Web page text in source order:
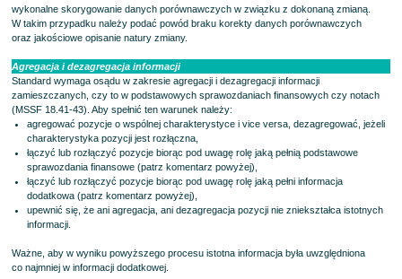
wykonalne skorygowanie danych porównawczych w związku z dokonaną zmianą.
W takim przypadku należy podać powód braku korekty danych porównawczych
oraz jakościowe opisanie natury zmiany.
Agregacja i dezagregacja informacji
Standard wymaga osądu w zakresie agregacji i dezagregacji informacji
zamieszczanych, czy to w podstawowych sprawozdaniach finansowych czy notach
(MSSF 18.41-43). Aby spełnić ten warunek należy:
agregować pozycje o wspólnej charakterystyce i vice versa, dezagregować, jeżeli
charakterystyka pozycji jest rozłączna,
łączyć lub rozłączyć pozycje biorąc pod uwagę rolę jaką pełnią podstawowe
sprawozdania finansowe (patrz komentarz powyżej),
łączyć lub rozłączyć pozycje biorąc pod uwagę rolę jaką pełni informacja
dodatkowa (patrz komentarz powyżej),
upewnić się, że ani agregacja, ani dezagregacja pozycji nie zniekształca istotnych
informacji.
Ważne, aby w wyniku powyższego procesu istotna informacja była uwzględniona
co najmniej w informacji dodatkowej.